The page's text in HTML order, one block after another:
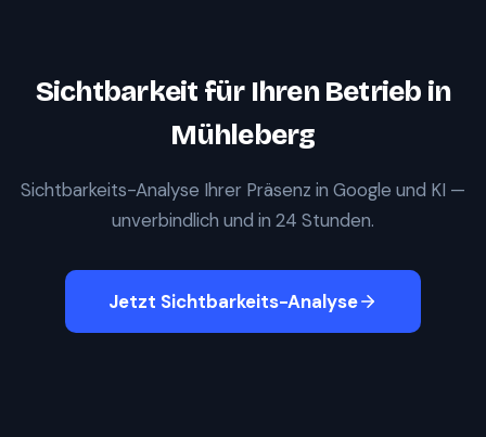
Sichtbarkeit für Ihren Betrieb in
Mühleberg
Sichtbarkeits-Analyse Ihrer Präsenz in Google und KI —
unverbindlich und in 24 Stunden.
Jetzt Sichtbarkeits-Analyse